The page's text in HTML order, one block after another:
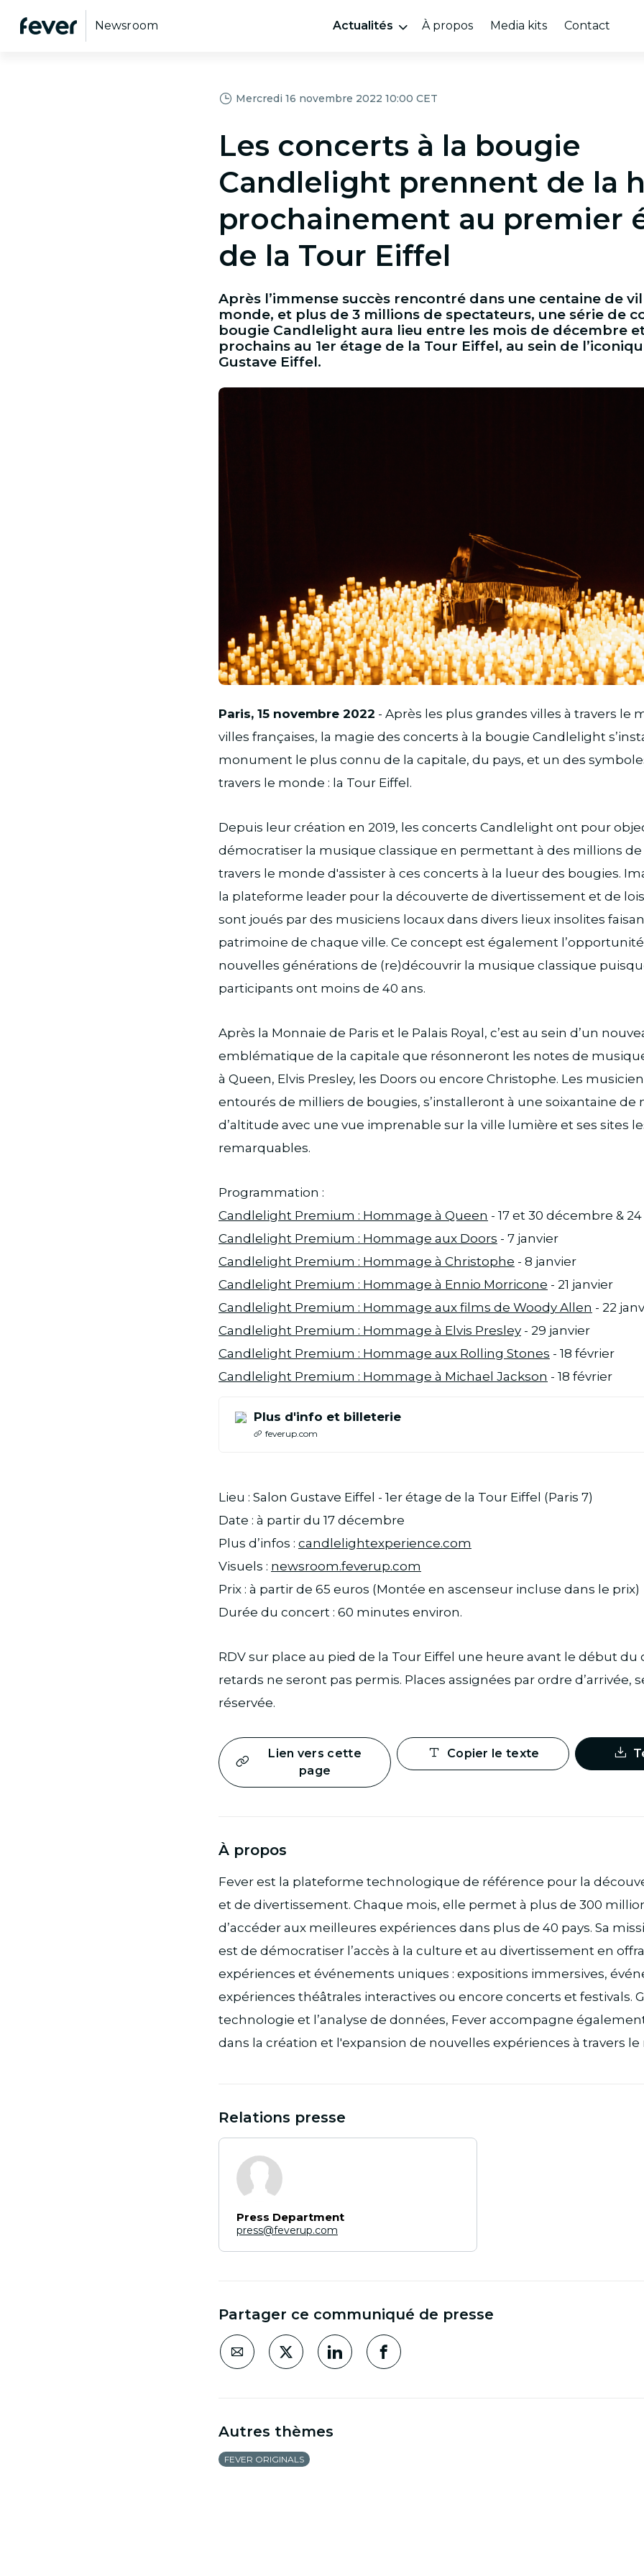
Newsroom Actualités À propos Media kits Contact
Mercredi 16 novembre 2022 10:00 CET
Les concerts à la bougie
Candlelight prennent de la
prochainement au premier
de la Tour Eiffel
Après l’immense succès rencontré dans une centaine de
monde, et plus de 3 millions de spectateurs, une série de
bougie Candlelight aura lieu entre les mois de décembre
prochains au 1er étage de la Tour Eiffel, au sein de
Gustave Eiffel.
PNG
Paris, 15 novembre 2022 - Après les plus grandes villes à travers le
villes françaises, la magie des concerts à la bougie Candlelight
monument le plus connu de la capitale, du pays, et un des
travers le monde : la Tour Eiffel.
Depuis leur création en 2019, les concerts Candlelight ont pour
démocratiser la musique classique en permettant à des millions
travers le monde d'assister à ces concerts à la lueur des bougies.
la plateforme leader pour la découverte de divertissement et de
sont joués par des musiciens locaux dans divers lieux insolites
patrimoine de chaque ville. Ce concept est également
nouvelles générations de (re)découvrir la musique classique
participants ont moins de 40 ans.
Après la Monnaie de Paris et le Palais Royal, c’est au sein d’un
emblématique de la capitale que résonneront les notes de
à Queen, Elvis Presley, les Doors ou encore Christophe. Les
entourés de milliers de bougies, s’installeront à une soixantaine de
d’altitude avec une vue imprenable sur la ville lumière et ses sites
remarquables.
Programmation :
Candlelight Premium : Hommage à Queen - 17 et 30 décembre &
Candlelight Premium : Hommage aux Doors - 7 janvier
Candlelight Premium : Hommage à Christophe - 8 janvier
Candlelight Premium : Hommage à Ennio Morricone - 21 janvier
Candlelight Premium : Hommage aux films de Woody Allen - 22
Candlelight Premium : Hommage à Elvis Presley - 29 janvier
Candlelight Premium : Hommage aux Rolling Stones - 18 février
Candlelight Premium : Hommage à Michael Jackson - 18 février
Plus d'info et billeterie
feverup.com
Lieu : Salon Gustave Eiffel - 1er étage de la Tour Eiffel (Paris 7)
Date : à partir du 17 décembre
Plus d’infos : candlelightexperience.com
Visuels : newsroom.feverup.com
Prix : à partir de 65 euros (Montée en ascenseur incluse dans le prix)
Durée du concert : 60 minutes environ.
RDV sur place au pied de la Tour Eiffel une heure avant le début du
retards ne seront pas permis. Places assignées par ordre d’arrivée,
réservée.
Lien vers cette
page
Copier le texte
À propos
Fever est la plateforme technologique de référence pour la
et de divertissement. Chaque mois, elle permet à plus de 300
d’accéder aux meilleures expériences dans plus de 40 pays. Sa
est de démocratiser l’accès à la culture et au divertissement en
expériences et événements uniques : expositions immersives,
expériences théâtrales interactives ou encore concerts et festivals.
technologie et l’analyse de données, Fever accompagne
dans la création et l'expansion de nouvelles expériences à travers
Relations presse
Press Department
press@feverup.com
Partager ce communiqué de presse
Autres thèmes
FEVER ORIGINALS